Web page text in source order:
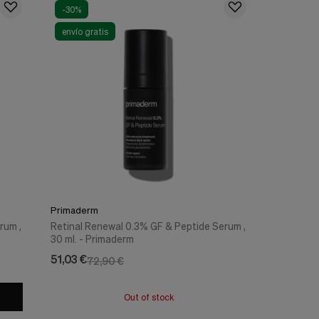
,
-30%
envío gratis
Primaderm
Retinal Renewal 0.3% GF & Peptide Serum ,
30 ml. - Primaderm
72,90 €
51,03 €
Out of stock